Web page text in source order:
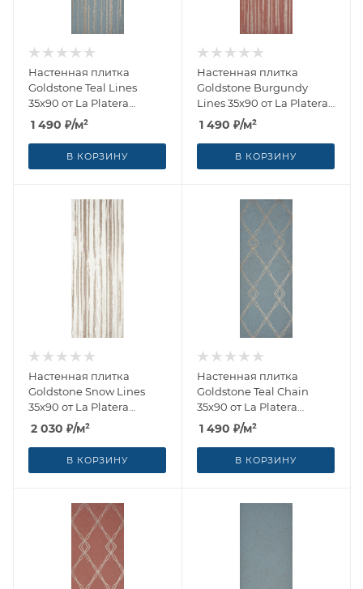
Настенная плитка
Goldstone Teal Lines
35x90 от La Platera
(Испания)
1 490 ₽/м²
В КОРЗИНУ
Настенная плитка
Goldstone Burgundy
Lines 35x90 от La Platera
(Испания)
1 490 ₽/м²
В КОРЗИНУ
Настенная плитка
Goldstone Snow Lines
35x90 от La Platera
(Испания)
2 030 ₽/м²
В КОРЗИНУ
Настенная плитка
Goldstone Teal Chain
35x90 от La Platera
(Испания)
1 490 ₽/м²
В КОРЗИНУ